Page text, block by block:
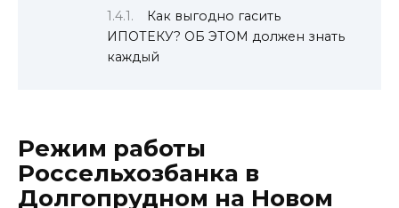
Как выгодно гасить
ИПОТЕКУ? ОБ ЭТОМ должен знать
каждый
Режим работы
Россельхозбанка в
Долгопрудном на Новом